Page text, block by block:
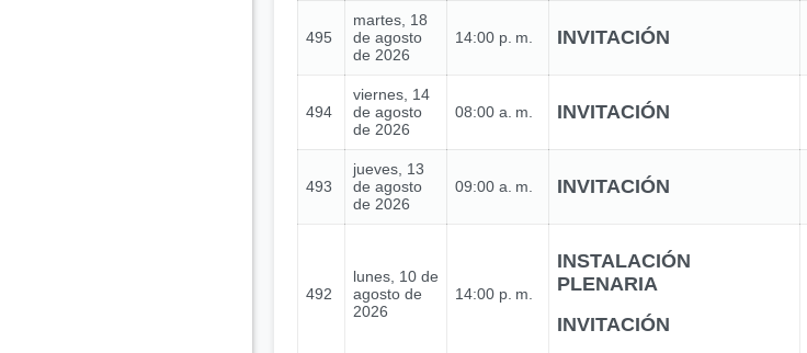
495
martes, 18
de agosto
de 2026
14:00 p. m. INVITACIÓN
494
viernes, 14
de agosto
de 2026
08:00 a. m. INVITACIÓN
493
jueves, 13
de agosto
de 2026
09:00 a. m. INVITACIÓN
492
lunes, 10 de
agosto de
2026
14:00 p. m.
INSTALACIÓN
PLENARIA
INVITACIÓN